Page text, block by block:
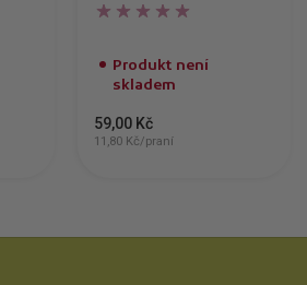
Produkt není
skladem
59,00 Kč
11,80 Kč/praní